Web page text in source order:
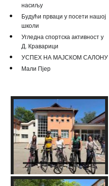
насиљу
Будући прваци у посети нашој
школи
Угледна спортска активност у
Д. Краварици
УСПЕХ НА МАЈСКОМ САЛОНУ
Мали Пјер